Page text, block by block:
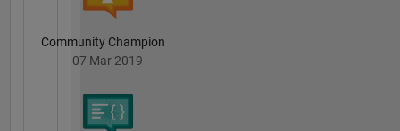
Community Champion
07 Mar 2019